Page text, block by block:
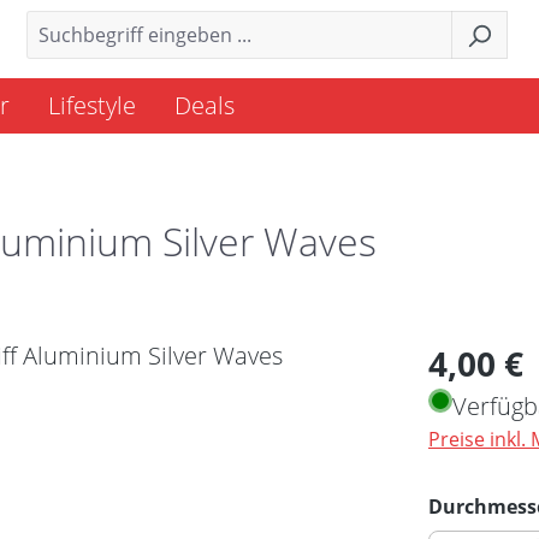
Lifestyle Deals
Silver Waves
Regulärer
4,00 €
Preise inkl.